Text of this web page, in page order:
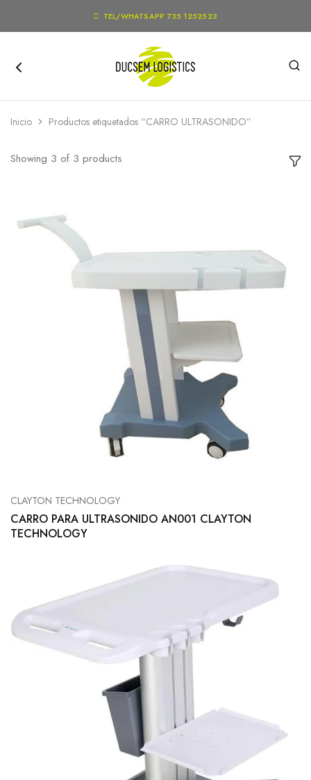
 TEL/WHATSAPP 735 1252523
Inicio Productos etiquetados “CARRO ULTRASONIDO”
Showing 3 of 3 products
CLAYTON TECHNOLOGY
CARRO PARA ULTRASONIDO AN001 CLAYTON
TECHNOLOGY